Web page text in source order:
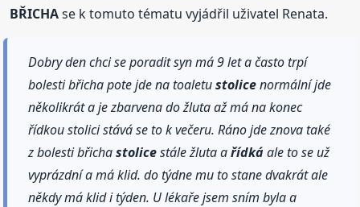
BŘICHAse k tomuto tématu vyjádřil uživatel Renata.
Dobry den chci se poradit syn má 9 let a často trpí
bolesti břicha pote jde na toaletustolicenormální jde
několikrát a je zbarvena do žluta až má na konec
řídkou stolici stává se to k večeru. Ráno jde znova také
z bolesti břichastolicestále žluta ařídkáale to se už
vyprázdní a má klid. do týdne mu to stane dvakrát ale
někdy má klid i týden. U lékaře jsem sním byla a